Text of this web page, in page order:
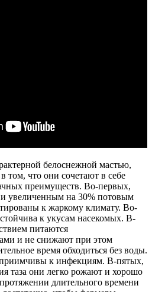
белоснежной мастью,
том, что они сочетают в себе
преимуществ. Во-первых,
и увеличенным на 30% потовым
к жаркому климату. Во-
к укусам насекомых. В-
питаются
и не снижают при этом
время обходиться без воды.
к инфекциям. В-пятых,
таза они легко рожают и хорошо
длительного времени